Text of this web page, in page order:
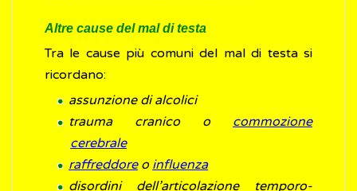
Altre cause del mal di testa
Tra le cause più comuni del mal di testa si
ricordano:
assunzione di alcolici
trauma cranico o commozione
cerebrale
raffreddoreo influenza
disordini dell’articolazione temporo-